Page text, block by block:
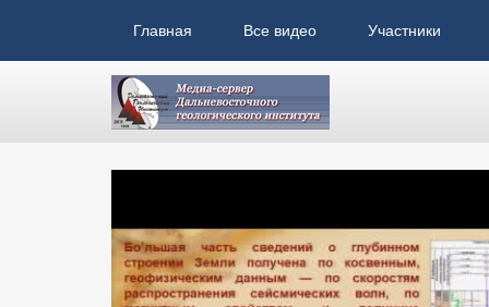
Главная Все видео Участники